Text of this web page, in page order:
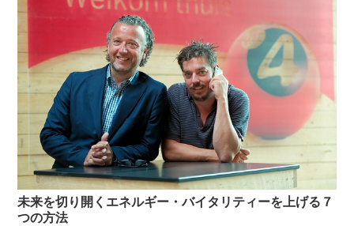
未来を切り開くエネルギー・バイタリティーを上げる７
つの方法